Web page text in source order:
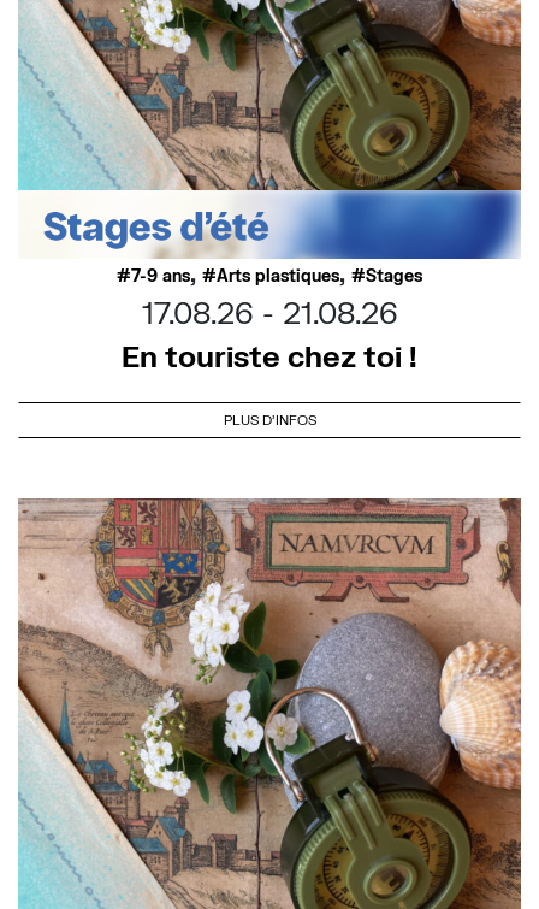
7-9 ans, Arts plastiques, Stages
17.08.26
21.08.26
En touriste chez toi !
PLUS D'INFOS